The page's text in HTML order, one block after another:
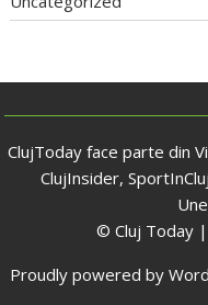
ClujToday face parte din
ClujInsider,
© Cluj Today
Proudly powered by